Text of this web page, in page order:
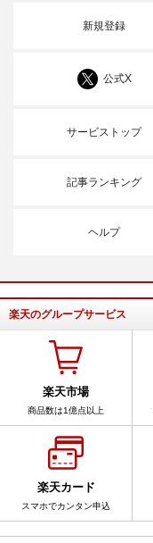
新規登録
公式X
サービストップ
記事ランキング
ヘルプ
楽天のグループサービス
楽天市場
商品数は1億点以上
楽天カード
スマホでカンタン申込